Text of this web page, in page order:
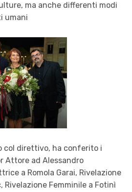
ma anche differenti modi
umani
col direttivo, ha conferito i
Attore ad Alessandro
a Romola Garai, Rivelazione
Rivelazione Femminile a Fotinì